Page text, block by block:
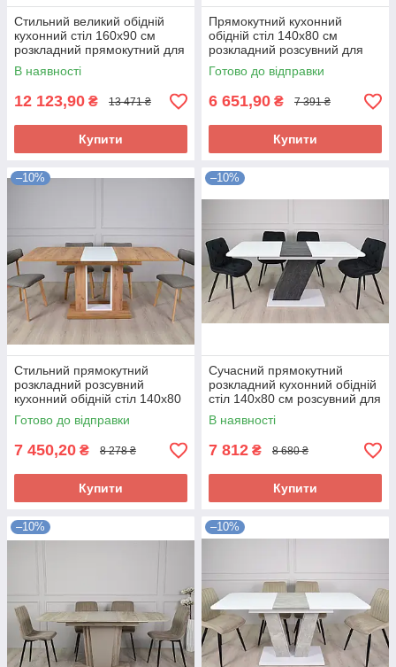
Стильний великий обідній
кухонний стіл 160х90 см
розкладний прямокутний для
кухні вітальні Casandra SA
MAX
В наявності
12 123,90 ₴ 13 471 ₴
Купити
Прямокутний кухонний
обідній стіл 140х80 см
розкладний розсувний для
кухні вітальні біло сірий Clasic
BA
Готово до відправки
6 651,90 ₴ 7 391 ₴
Купити
–10%
Стильний прямокутний
розкладний розсувний
кухонний обідній стіл 140х80
см для кухні вітальні Titan BG
Готово до відправки
7 450,20 ₴ 8 278 ₴
Купити
–10%
Сучасний прямокутний
розкладний кухонний обідній
стіл 140х80 см розсувний для
кухні вітальні Rio
В наявності
7 812 ₴ 8 680 ₴
Купити
–10% –10%